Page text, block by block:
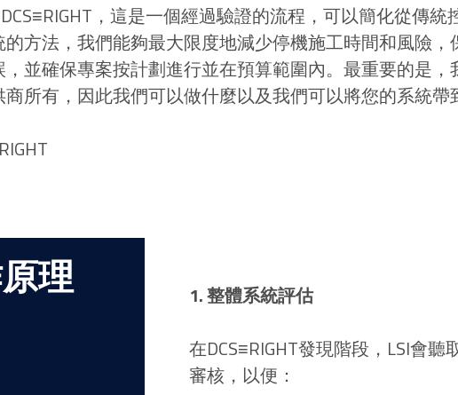
，這是一個經過驗證的流程，可以簡化從傳
方法，我們能夠最大限度地減少停機施工時間和風險
並確保專案按計劃進行並在預算範圍內。最重要的是
商所有，因此我們可以做什麼以及我們可以將您的系統帶
理
1. 整體系統評估
在DCS≡RIGHT發現階段，LSI會
審核，以便：